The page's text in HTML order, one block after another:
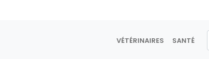
VÉTÉRINAIRES SANTÉ